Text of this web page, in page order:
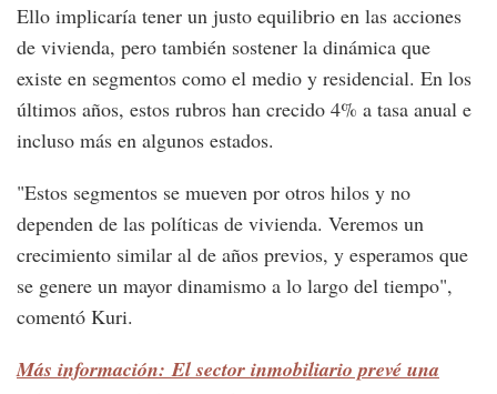
Ello implicaría tener un justo equilibrio en las acciones
de vivienda, pero también sostener la dinámica que
existe en segmentos como el medio y residencial. En los
últimos años, estos rubros han crecido 4% a tasa anual e
incluso más en algunos estados.
"Estos segmentos se mueven por otros hilos y no
dependen de las políticas de vivienda. Veremos un
crecimiento similar al de años previos, y esperamos que
se genere un mayor dinamismo a lo largo del tiempo",
comentó Kuri.
Más información: El sector inmobiliario prevé una